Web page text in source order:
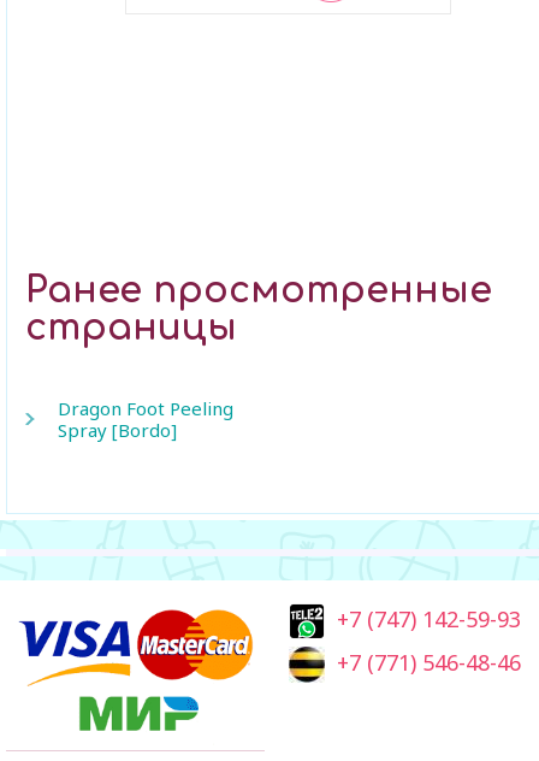
Ранее просмотренные
страницы
Dragon Foot Peeling
Spray [Bordo]
+7 (747) 142-59-93
+7 (771) 546-48-46